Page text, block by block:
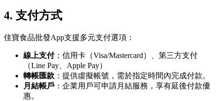
4. 支付方式
佳寶食品批發App支援多元支付選項：
線上支付：信用卡（Visa/Mastercard）、第三方支付
（Line Pay、Apple Pay）
轉帳匯款 ：提供虛擬帳號，需於指定時間內完成付款。
月結帳戶 ：企業用戶可申請月結服務，享有延後付款優
惠。